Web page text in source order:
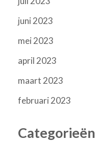
juni 2023
mei 2023
april 2023
maart 2023
februari 2023
Categorieën